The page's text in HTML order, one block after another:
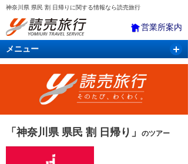
神奈川県 県民 割 日帰りに関する情報なら読売旅行
営業所案内
メニュー
国内旅行 バスツアー 海外旅行
「神奈川県 県民 割 日帰り」 のツアー